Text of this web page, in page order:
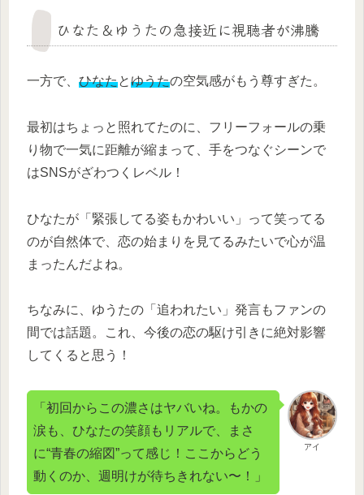
ひなた＆ゆうたの急接近に視聴者が沸騰
一方で、 ひなたとゆうたの空気感がもう尊すぎた。
最初はちょっと照れてたのに、フリーフォールの乗
り物で一気に距離が縮まって、手をつなぐシーンで
はSNSがざわつくレベル！
ひなたが「緊張してる姿もかわいい」って笑ってる
のが自然体で、恋の始まりを見てるみたいで心が温
まったんだよね。
ちなみに、ゆうたの「追われたい」発言もファンの
間では話題。これ、今後の恋の駆け引きに絶対影響
してくると思う！
アイ
「初回からこの濃さはヤバいね。もかの
涙も、ひなたの笑顔もリアルで、まさ
に“青春の縮図”って感じ！ここからどう
動くのか、週明けが待ちきれない〜！」